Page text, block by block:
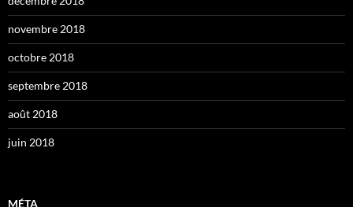
novembre 2018
octobre 2018
septembre 2018
août 2018
juin 2018
MÉTA